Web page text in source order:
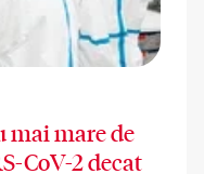
mai mare de
CoV-2 decat